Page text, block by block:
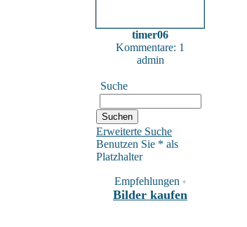
timer06
Kommentare: 1
admin
Suche
Erweiterte Suche
Benutzen Sie * als
Platzhalter
Empfehlungen *
Bilder kaufen